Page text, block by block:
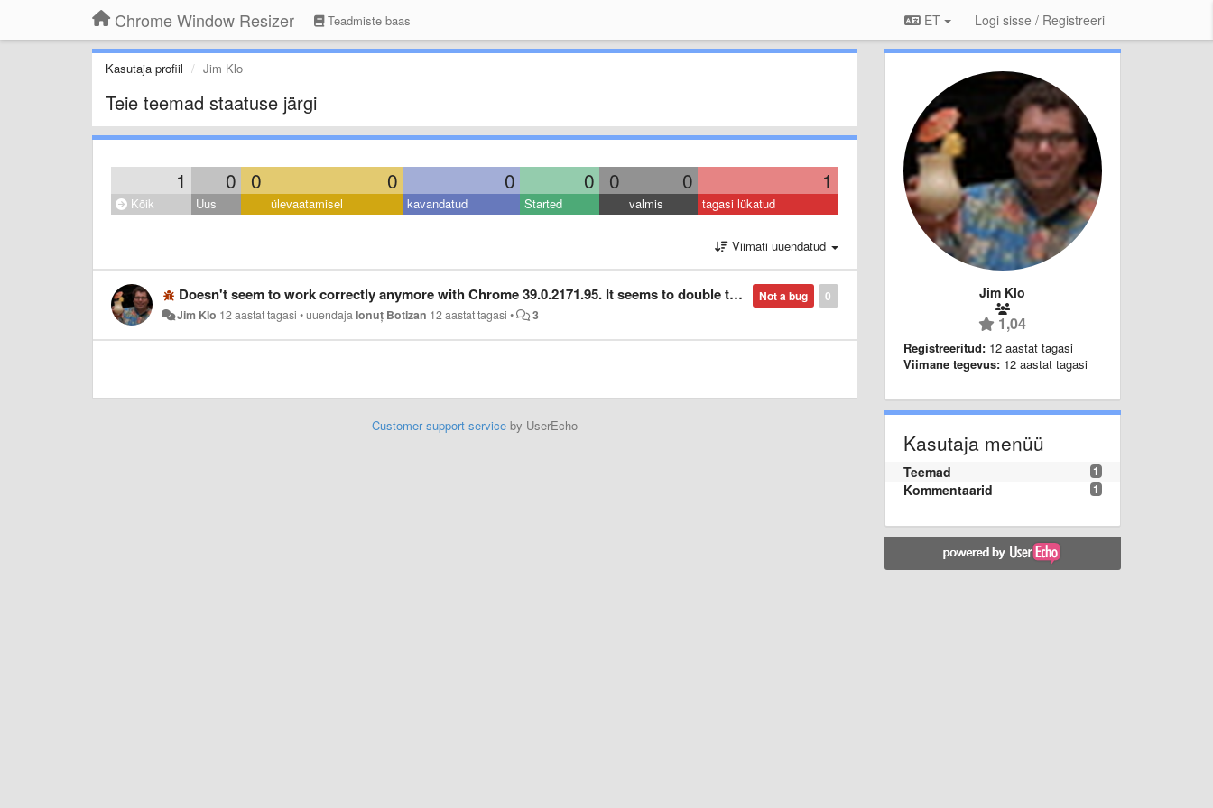
Chrome Window Resizer Teadmiste baas ET Logi sisse / Registreeri
Kasutaja profiil Jim Klo
Teie teemad staatuse järgi
1 0 0 0 0 0 0 0 1
Kõik Uus ülevaatamisel kavandatud Started valmis tagasi lükatud
Viimati uuendatud
0
Not a bug
Doesn't seem to work correctly anymore with Chrome 39.0.2171.95. It seems to double the selected size.
Jim Klo 12 aastat tagasi •uuendajaIonuț Botizan 12 aastat tagasi • 3
Customer support serviceby UserEcho
Jim Klo
1,04
Registreeritud: 12 aastat tagasi
Viimane tegevus: 12 aastat tagasi
Kasutaja menüü
1
Teemad
1
Kommentaarid